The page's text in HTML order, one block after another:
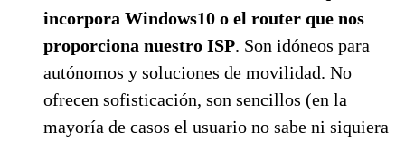
incorpora Windows10 o el router que nos
proporciona nuestro ISP. Son idóneos para
autónomos y soluciones de movilidad. No
ofrecen sofisticación, son sencillos (en la
mayoría de casos el usuario no sabe ni siquiera